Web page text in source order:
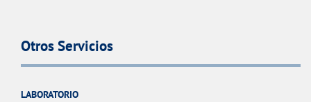
Otros Servicios
LABORATORIO